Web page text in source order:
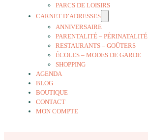
PARCS DE LOISIRS
CARNET D’ADRESSES
ANNIVERSAIRE
PARENTALITÉ – PÉRINATALITÉ
RESTAURANTS – GOÛTERS
ÉCOLES – MODES DE GARDE
SHOPPING
AGENDA
BLOG
BOUTIQUE
CONTACT
MON COMPTE